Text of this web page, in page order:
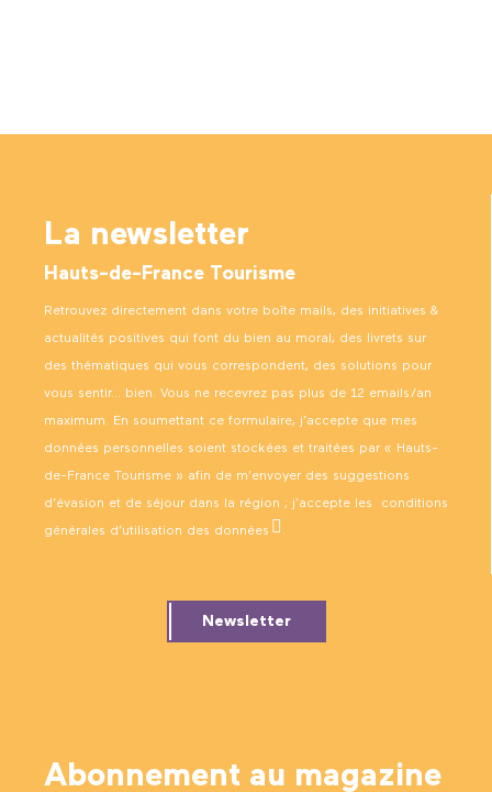
La newsletter
Hauts-de-France Tourisme
Retrouvez directement dans votre boîte mails, des initiatives &
actualités positives qui font du bien au moral, des livrets sur
des thématiques qui vous correspondent, des solutions pour
vous sentir… bien. Vous ne recevrez pas plus de 12 emails/an
maximum. En soumettant ce formulaire, j’accepte que mes
données personnelles soient stockées et traitées par « Hauts-
de-France Tourisme » afin de m’envoyer des suggestions
d’évasion et de séjour dans la région ; j’accepte les conditions
générales d’utilisation des données .
Newsletter
Abonnement au magazine